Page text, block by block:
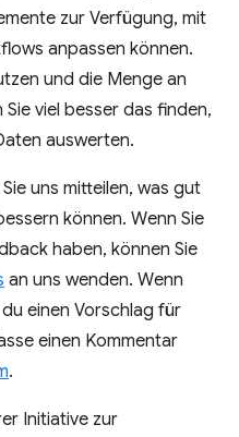
zur Verfügung, mit
anpassen können.
und die Menge an
viel besser das finden,
auswerten.
uns mitteilen, was gut
können. Wenn Sie
haben, können Sie
an uns wenden. Wenn
einen Vorschlag für
einen Kommentar
.
Initiative zur